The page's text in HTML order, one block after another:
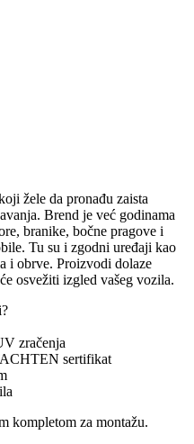
žele da pronađu zaista
Brend je već godinama
branike, bočne pragove i
Tu su i zgodni uređaji kao
i obrve. Proizvodi dolaze
osvežiti izgled vašeg vozila.
zračenja
sertifikat
kompletom za montažu.